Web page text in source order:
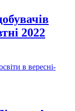
2022
в вересні-